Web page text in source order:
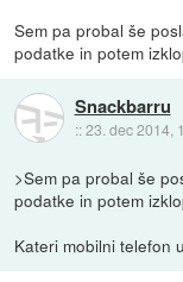
Sem pa probal še
podatke in potem
Snackbarru
::23. dec 2014,
>Sem pa probal še
podatke in potem
Kateri mobilni telefon